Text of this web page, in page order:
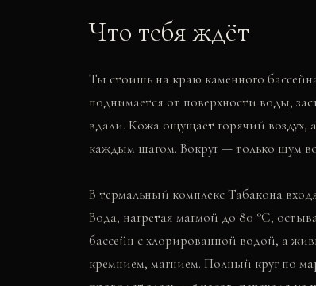
Что тебя ждёт
Ты стоишь на краю каменного
поднимается от поверхности воды,
вдали. Кожа ощущает горячий воздух,
каждым шагом. Вокруг — только шум
В термальный комплекс Табакона
Вода, нагретая магмой до 80 °C,
бассейн с хлорированной водой, а
кремнием, магнием. Полный круг по